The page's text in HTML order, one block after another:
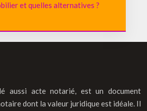
et quelles alternatives ?
aussi acte notarié, est un document
dont la valeur juridique est idéale. Il